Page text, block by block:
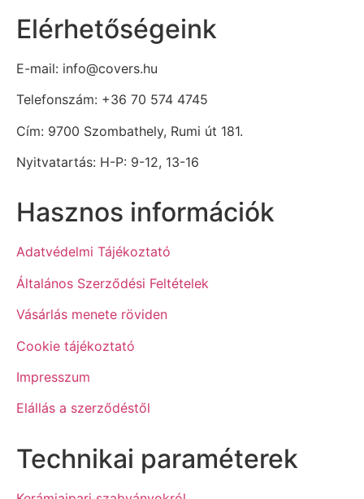
Elérhetőségeink
E-mail: info@covers.hu
Telefonszám: +36 70 574 4745
Cím: 9700 Szombathely, Rumi út 181.
Nyitvatartás: H-P: 9-12, 13-16
Hasznos információk
Adatvédelmi Tájékoztató
Általános Szerződési Feltételek
Vásárlás menete röviden
Cookie tájékoztató
Impresszum
Elállás a szerződéstől
Technikai paraméterek